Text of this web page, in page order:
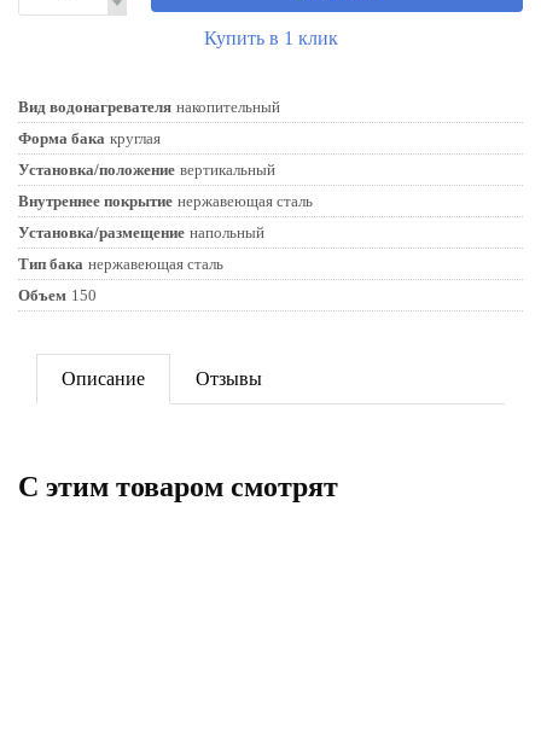
Купить в 1 клик
Вид водонагревателя накопительный
Форма бака круглая
Установка/положение вертикальный
Внутреннее покрытие нержавеющая сталь
Установка/размещение напольный
Тип бака нержавеющая сталь
Объем 150
Описание Отзывы
C этим товаром смотрят